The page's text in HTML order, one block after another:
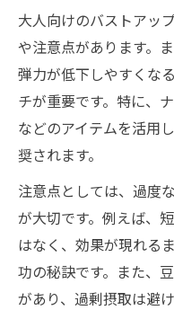
大人向けのバストアッ
や注意点があります。
弾力が低下しやすくな
チが重要です。特に、
などのアイテムを活用
奨されます。
注意点としては、過度
が大切です。例えば、
はなく、効果が現れる
功の秘訣です。また、
があり、過剰摂取は避